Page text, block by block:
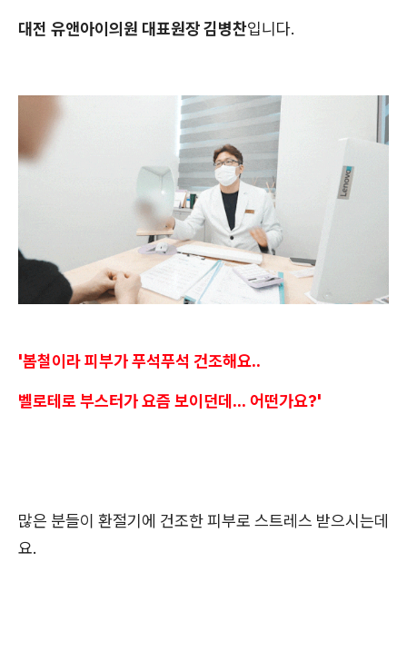
대전 유앤아이의원 대표원장 김병찬입니다.
'봄철이라 피부가 푸석푸석 건조해요..
벨로테로 부스터가 요즘 보이던데... 어떤가요?'
많은 분들이 환절기에 건조한 피부로 스트레스 받으시는데
요.